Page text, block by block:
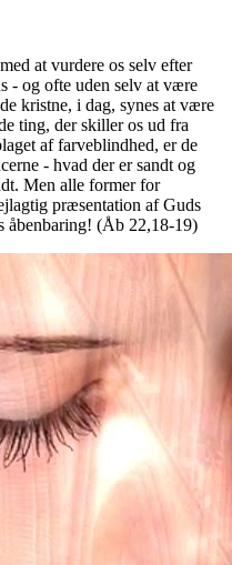
at vurdere os selv efter
- og ofte uden selv at være
kristne, i dag, synes at være
ting, der skiller os ud fra
af farveblindhed, er de
- hvad der er sandt og
Men alle former for
præsentation af Guds
åbenbaring! (Åb 22,18-19)